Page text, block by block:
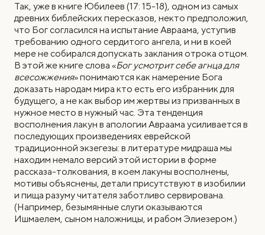
Так, уже в книге Юбилеев (17: 15-18), одном из самых
древних библейских пересказов, некто предположил,
что Бог согласился на испытание Авраама, уступив
требованию одного сердитого ангела, и ни в коей
мере не собирался допускать заклания отрока отцом.
В этой же книге слова «Бог усмотрит себе агнца для
всесожжения» понимаются как намерение Бога
доказать народам мира кто есть его избранник для
будущего, а не как выбор им жертвы из призванных в
нужное место в нужный час. Эта тенденция
восполнения лакун в апологии Авраама усиливается в
последующих произведениях еврейской
традиционной экзегезы: в литературе мидраша мы
находим немало версий этой истории в форме
рассказа-толкования, в коем лакуны восполнены,
мотивы объяснены, детали присутствуют в изобилии
и пища разуму читателя заботливо сервирована.
(Например, безымянные слуги оказываются
Ишмаелем, сыном наложницы, и рабом Элиезером.)